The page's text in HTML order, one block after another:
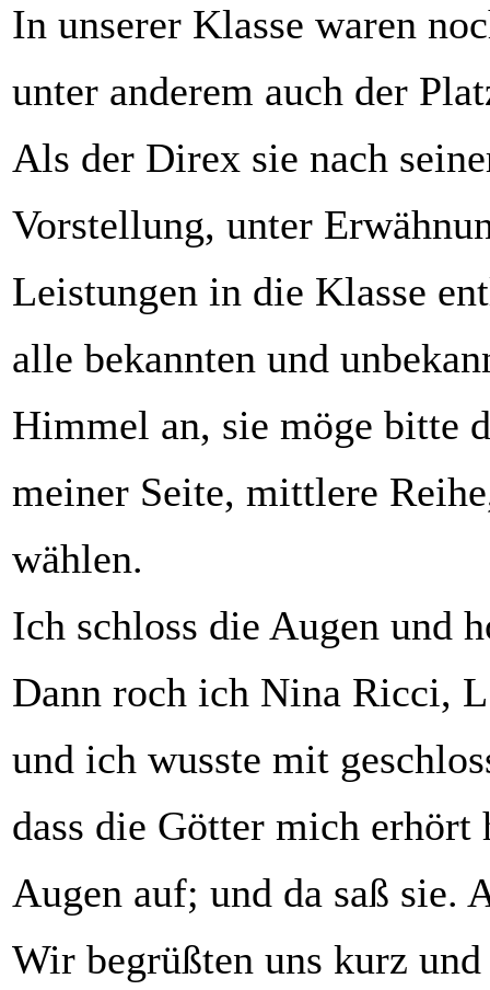
In unserer Klasse waren
unter anderem auch der
Als der Direx sie nach
Vorstellung, unter
Leistungen in die Klasse
alle bekannten und
Himmel an, sie möge bitte
meiner Seite, mittlere
wählen.
Ich schloss die Augen und
Dann roch ich Nina Ricci,
und ich wusste mit
dass die Götter mich erhört
Augen auf; und da saß sie.
Wir begrüßten uns kurz